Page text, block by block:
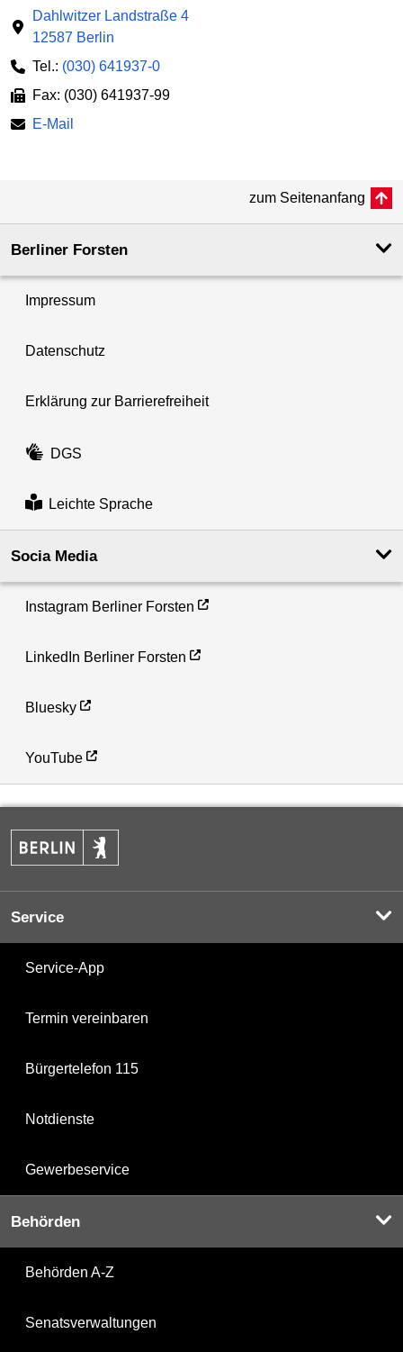
Dahlwitzer Landstraße 4
12587 Berlin
Tel.: (030) 641937-0
Fax: (030) 641937-99
E-Mail
zum Seitenanfang
Berliner Forsten
Impressum
Datenschutz
Erklärung zur Barrierefreiheit
DGS
Leichte Sprache
Socia Media
Instagram Berliner Forsten
LinkedIn Berliner Forsten
Bluesky
YouTube
Service
Service-App
Termin vereinbaren
Bürgertelefon 115
Notdienste
Gewerbeservice
Behörden
Behörden A-Z
Senatsverwaltungen